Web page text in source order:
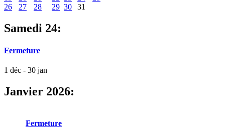
26
27 28 29 30 31
Samedi 24:
Fermeture
1 déc - 30 jan
Janvier 2026:
Fermeture